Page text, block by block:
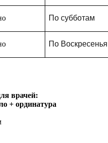
По субботам
По
врачей:
+ ординатура